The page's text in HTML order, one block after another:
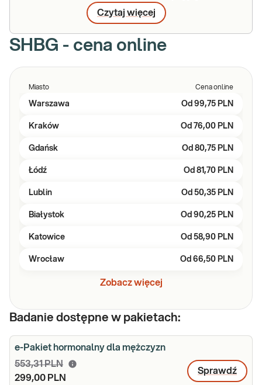
Czytaj więcej
SHBG - cena online
Miasto Cena online
Warszawa Od 99,75 PLN
Kraków Od 76,00 PLN
Gdańsk Od 80,75 PLN
Łódź Od 81,70 PLN
Lublin Od 50,35 PLN
Białystok Od 90,25 PLN
Katowice Od 58,90 PLN
Wrocław Od 66,50 PLN
Zobacz więcej
Badanie dostępne w pakietach:
e-Pakiet hormonalny dla mężczyzn
553,31 PLN
299,00 PLN
Sprawdź